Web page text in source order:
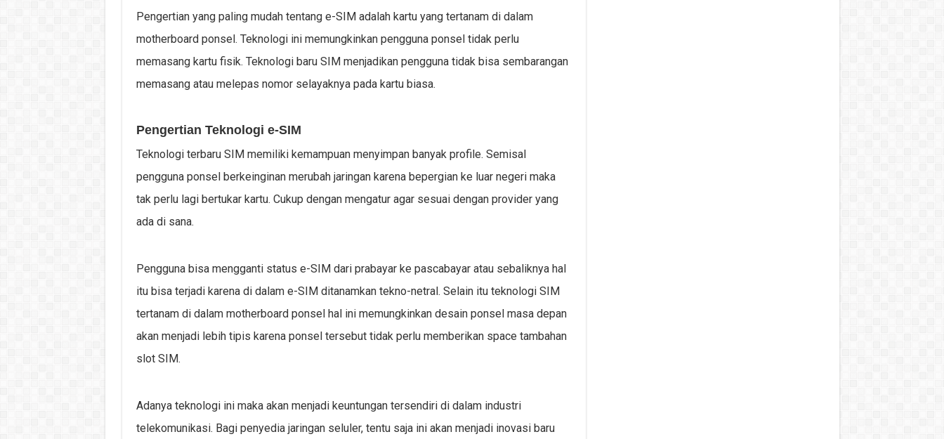
Pengertian yang paling mudah tentang e-SIM adalah kartu yang tertanam di dalam
motherboard ponsel. Teknologi ini memungkinkan pengguna ponsel tidak perlu
memasang kartu fisik. Teknologi baru SIM menjadikan pengguna tidak bisa sembarangan
memasang atau melepas nomor selayaknya pada kartu biasa.
Pengertian Teknologi e-SIM
Teknologi terbaru SIM memiliki kemampuan menyimpan banyak profile. Semisal
pengguna ponsel berkeinginan merubah jaringan karena bepergian ke luar negeri maka
tak perlu lagi bertukar kartu. Cukup dengan mengatur agar sesuai dengan provider yang
ada di sana.
Pengguna bisa mengganti status e-SIM dari prabayar ke pascabayar atau sebaliknya hal
itu bisa terjadi karena di dalam e-SIM ditanamkan tekno-netral. Selain itu teknologi SIM
tertanam di dalam motherboard ponsel hal ini memungkinkan desain ponsel masa depan
akan menjadi lebih tipis karena ponsel tersebut tidak perlu memberikan space tambahan
slot SIM.
Adanya teknologi ini maka akan menjadi keuntungan tersendiri di dalam industri
telekomunikasi. Bagi penyedia jaringan seluler, tentu saja ini akan menjadi inovasi baru